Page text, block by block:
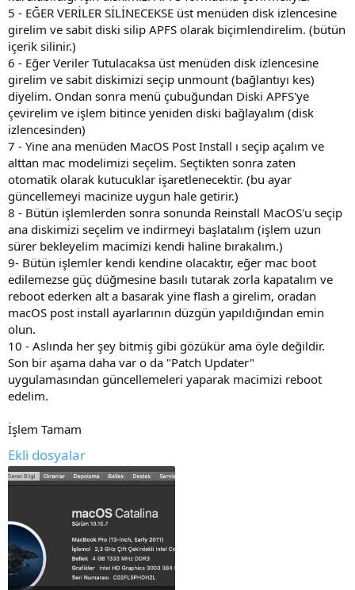
5 - EĞER VERİLER SİLİNECEKSE üst menüden disk izlencesine
girelim ve sabit diski silip APFS olarak biçimlendirelim. (bütün
içerik silinir.)
6 - Eğer Veriler Tutulacaksa üst menüden disk izlencesine
girelim ve sabit diskimizi seçip unmount (bağlantıyı kes)
diyelim. Ondan sonra menü çubuğundan Diski APFS'ye
çevirelim ve işlem bitince yeniden diski bağlayalım (disk
izlencesinden)
7 - Yine ana menüden MacOS Post Install ı seçip açalım ve
alttan mac modelimizi seçelim. Seçtikten sonra zaten
otomatik olarak kutucuklar işaretlenecektir. (bu ayar
güncellemeyi macinize uygun hale getirir.)
8 - Bütün işlemlerden sonra sonunda Reinstall MacOS'u seçip
ana diskimizi seçelim ve indirmeyi başlatalım (işlem uzun
sürer bekleyelim macimizi kendi haline bırakalım.)
9- Bütün işlemler kendi kendine olacaktır, eğer mac boot
edilemezse güç düğmesine basılı tutarak zorla kapatalım ve
reboot ederken alt a basarak yine flash a girelim, oradan
macOS post install ayarlarının düzgün yapıldığından emin
olun.
10 - Aslında her şey bitmiş gibi gözükür ama öyle değildir.
Son bir aşama daha var o da "Patch Updater"
uygulamasından güncellemeleri yaparak macimizi reboot
edelim.
İşlem Tamam
Ekli dosyalar